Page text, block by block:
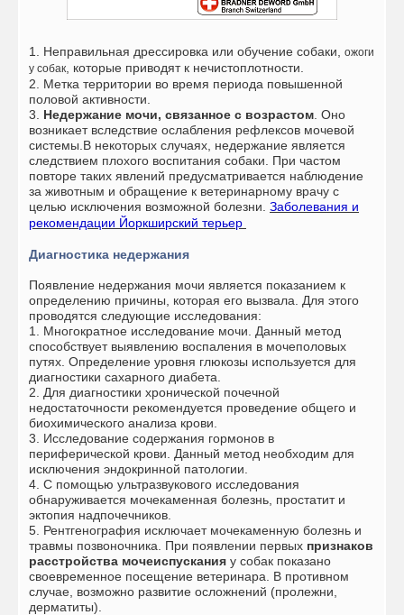
1. Неправильная дрессировка или обучение собаки, ожоги
у собак , которые приводят к нечистоплотности.
2. Метка территории во время периода повышенной
половой активности.
3. Недержание мочи, связанное с возрастом . Оно
возникает вследствие ослабления рефлексов мочевой
системы.В некоторых случаях, недержание является
следствием плохого воспитания собаки. При частом
повторе таких явлений предусматривается наблюдение
за животным и обращение к ветеринарному врачу с
целью исключения возможной болезни. Заболевания и
рекомендации Йоркширский терьер
Диагностика недержания
Появление недержания мочи является показанием к
определению причины, которая его вызвала. Для этого
проводятся следующие исследования:
1. Многократное исследование мочи. Данный метод
способствует выявлению воспаления в мочеполовых
путях. Определение уровня глюкозы используется для
диагностики сахарного диабета.
2. Для диагностики хронической почечной
недостаточности рекомендуется проведение общего и
биохимического анализа крови.
3. Исследование содержания гормонов в
периферической крови. Данный метод необходим для
исключения эндокринной патологии.
4. С помощью ультразвукового исследования
обнаруживается мочекаменная болезнь, простатит и
эктопия надпочечников.
5. Рентгенография исключает мочекаменную болезнь и
травмы позвоночника. При появлении первых признаков
расстройства мочеиспускания у собак показано
своевременное посещение ветеринара. В противном
случае, возможно развитие осложнений (пролежни,
дерматиты).